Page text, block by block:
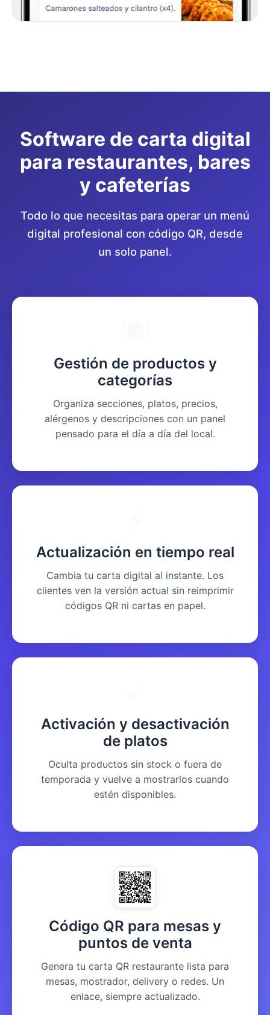
Software de carta digital
para restaurantes, bares
y cafeterías
Todo lo que necesitas para operar un menú
digital profesional con código QR, desde
un solo panel.
Gestión de productos y
categorías
Organiza secciones, platos, precios,
alérgenos y descripciones con un panel
pensado para el día a día del local.
Actualización en tiempo real
Cambia tu carta digital al instante. Los
clientes ven la versión actual sin reimprimir
códigos QR ni cartas en papel.
Activación y desactivación
de platos
Oculta productos sin stock o fuera de
temporada y vuelve a mostrarlos cuando
estén disponibles.
Código QR para mesas y
puntos de venta
Genera tu carta QR restaurante lista para
mesas, mostrador, delivery o redes. Un
enlace, siempre actualizado.